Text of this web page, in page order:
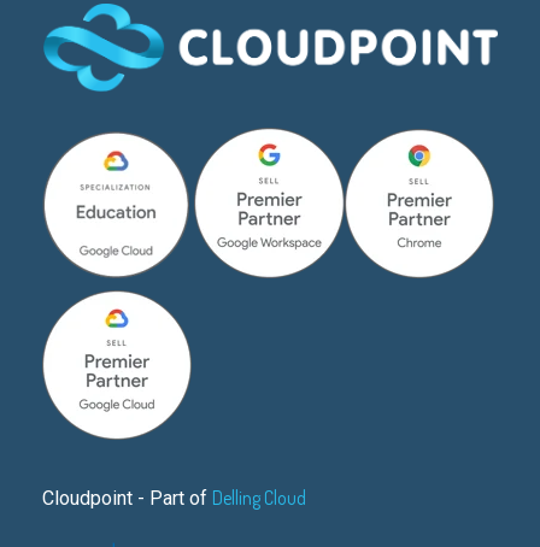
Cloudpoint - Part of Delling Cloud